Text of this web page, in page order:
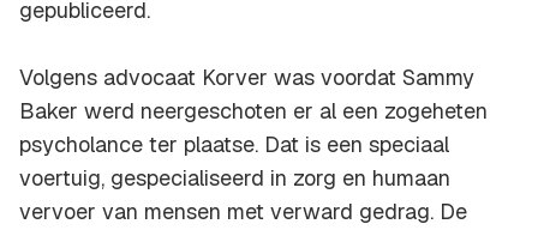
gepubliceerd.
Volgens advocaat Korver was voordat Sammy
Baker werd neergeschoten er al een zogeheten
psycholance ter plaatse. Dat is een speciaal
voertuig, gespecialiseerd in zorg en humaan
vervoer van mensen met verward gedrag. De